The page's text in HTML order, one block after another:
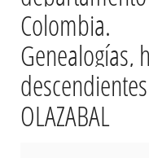
Colombia.
Genealogías,
OLAZABAL